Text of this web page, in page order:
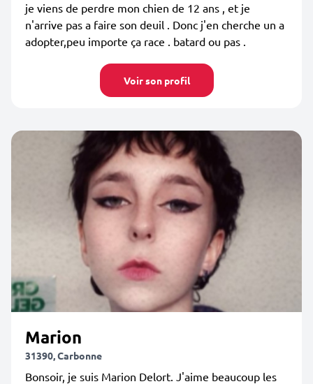
je viens de perdre mon chien de 12 ans , et je
n'arrive pas a faire son deuil . Donc j'en cherche un a
adopter,peu importe ça race . batard ou pas .
Voir son profil
Marion
31390, Carbonne
Bonsoir, je suis Marion Delort. J'aime beaucoup les